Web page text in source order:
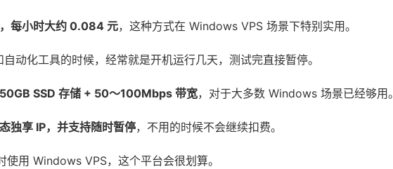
每小时大约 0.084 元，这种方式在 Windows VPS 场景下特别实用。
动化工具的时候，经常就是开机运行几天，测试完直接暂停。
50GB SSD 存储 + 50～100Mbps 带宽，对于大多数 Windows 场景已经够用。
独享 IP，并支持随时暂停，不用的时候不会继续扣费。
使用 Windows VPS，这个平台会很划算。